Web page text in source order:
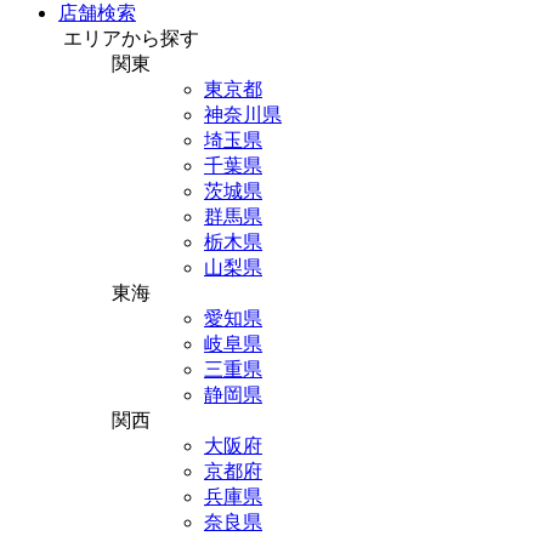
店舗検索
エリアから探す
関東
東京都
神奈川県
埼玉県
千葉県
茨城県
群馬県
栃木県
山梨県
東海
愛知県
岐阜県
三重県
静岡県
関西
大阪府
京都府
兵庫県
奈良県